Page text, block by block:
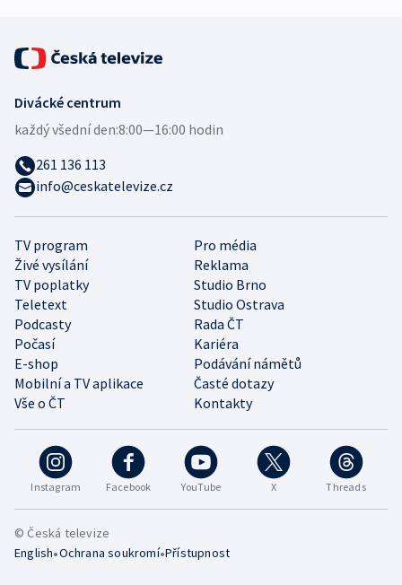
Instagram Facebook YouTube X Threads
TV program
Pro média
Živé vysílání
Reklama
TV poplatky
Studio Brno
Teletext
Studio Ostrava
Podcasty
Rada ČT
Počasí
Kariéra
E-shop
Podávání námětů
Mobilní a TV aplikace
Časté dotazy
Vše o ČT
Kontakty
Divácké centrum
každý všední den:8:00—16:00 hodin
261 136 113
info@ceskatelevize.cz
© Česká televize
English•Ochrana soukromí•Přístupnost